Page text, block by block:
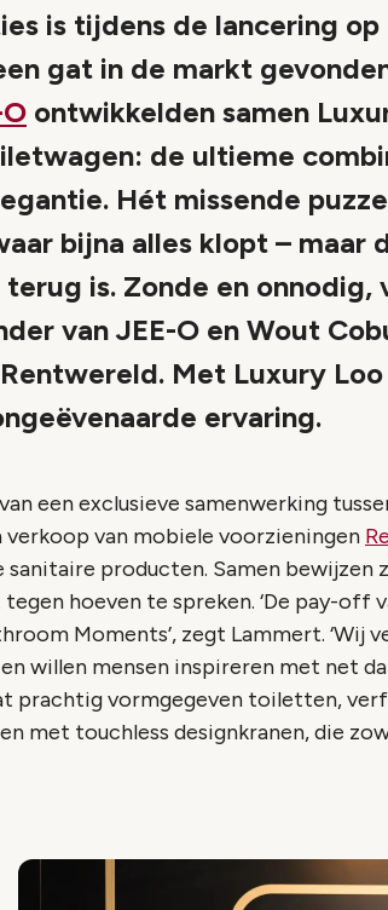
is tijdens de lancering op
gat in de markt
ontwikkelden samen
de ultieme
Hét missende
bijna alles klopt – maar
is. Zonde en onnodig,
van JEE-O en Wout
Met Luxury
ervaring.
een exclusieve samenwerking
van mobiele voorzieningen
producten. Samen bewijzen
tegen hoeven te spreken. ‘De pay-off
Moments’, zegt Lammert. ‘Wij
willen mensen inspireren met net
prachtig vormgegeven toiletten,
met touchless designkranen, die